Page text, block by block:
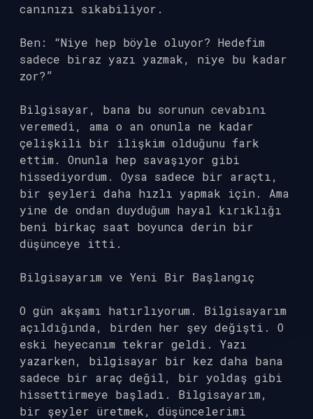
canınızı sıkabiliyor.
Ben: “Niye hep böyle oluyor? Hedefim
sadece biraz yazı yazmak, niye bu kadar
zor?”
Bilgisayar, bana bu sorunun cevabını
veremedi, ama o an onunla ne kadar
çelişkili bir ilişkim olduğunu fark
ettim. Onunla hep savaşıyor gibi
hissediyordum. Oysa sadece bir araçtı,
bir şeyleri daha hızlı yapmak için. Ama
yine de ondan duyduğum hayal kırıklığı
beni birkaç saat boyunca derin bir
düşünceye itti.
Bilgisayarım ve Yeni Bir Başlangıç
O gün akşamı hatırlıyorum. Bilgisayarım
açıldığında, birden her şey değişti. O
eski heyecanım tekrar geldi. Yazı
yazarken, bilgisayar bir kez daha bana
sadece bir araç değil, bir yoldaş gibi
hissettirmeye başladı. Bilgisayarım,
bir şeyler üretmek, düşüncelerimi